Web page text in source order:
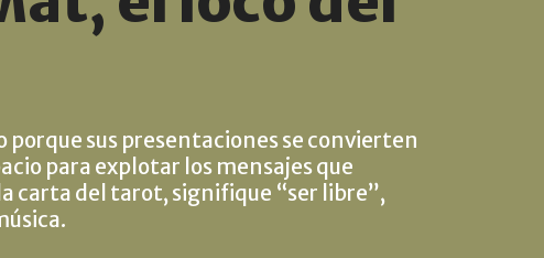
porque sus presentaciones se convierten
para explotar los mensajes que
carta del tarot, signifique “ser libre”,